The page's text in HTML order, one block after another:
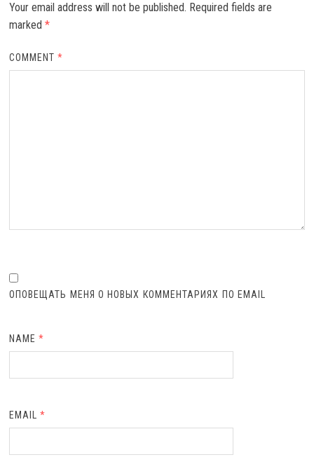
Your email address will not be published. Required fields are
marked *
COMMENT*
ОПОВЕЩАТЬ МЕНЯ О НОВЫХ КОММЕНТАРИЯХ ПО EMAIL
NAME*
EMAIL*